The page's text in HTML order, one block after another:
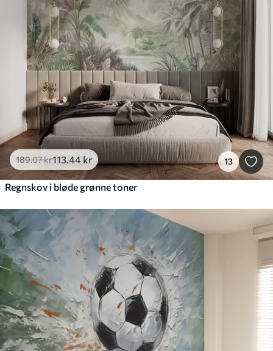
189.07kr113.44 kr 13
Regnskov i bløde grønne toner